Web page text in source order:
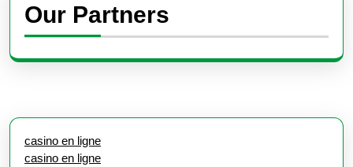
Our Partners
casino en ligne
casino en ligne